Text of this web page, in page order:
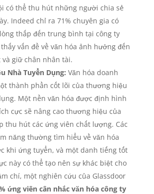
có thể thu hút những người chia sẻ
Indeed chỉ ra 71% chuyên gia có
thấp đến trung bình tại công ty
vấn đề về văn hóa ảnh hưởng đến
giữ chân nhân tài.
Nhà Tuyển Dụng: Văn hóa doanh
thành phần cốt lõi của thương hiệu
Một nền văn hóa được định hình
cực sẽ nâng cao thương hiệu của
thu hút các ứng viên chất lượng. Các
năng thường tìm hiểu về văn hóa
khi ứng tuyển, và một danh tiếng tốt
này có thể tạo nên sự khác biệt cho
chí, một nghiên cứu của Glassdoor
ứng viên cân nhắc văn hóa công ty